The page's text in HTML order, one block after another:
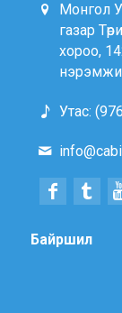
Монгол
газар
хороо,
Утас:
Байршил